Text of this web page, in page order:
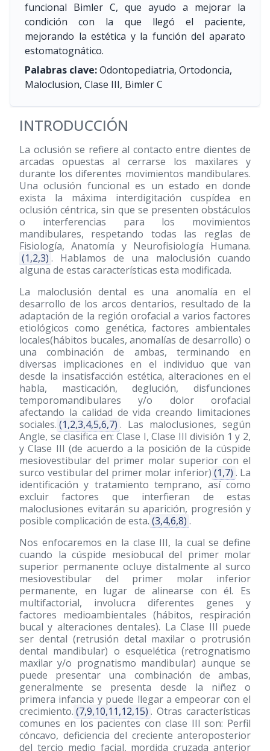
funcional Bimler C, que ayudo a mejorar la
condición con la que llegó el paciente,
mejorando la estética y la función del aparato
estomatognático.
Palabras clave:Odontopediatria, Ortodoncia,
Maloclusion, Clase III, Bimler C
INTRODUCCIÓN
La oclusión se refiere al contacto entre dientes de
arcadas opuestas al cerrarse los maxilares y
durante los diferentes movimientos mandibulares.
Una oclusión funcional es un estado en donde
exista la máxima interdigitación cuspídea en
oclusión céntrica, sin que se presenten obstáculos
o interferencias para los movimientos
mandibulares, respetando todas las reglas de
Fisiología, Anatomía y Neurofisiología Humana.
(1,2,3) . Hablamos de una maloclusión cuando
alguna de estas características esta modificada.
La maloclusión dental es una anomalía en el
desarrollo de los arcos dentarios, resultado de la
adaptación de la región orofacial a varios factores
etiológicos como genética, factores ambientales
locales(hábitos bucales, anomalías de desarrollo) o
una combinación de ambas, terminando en
diversas implicaciones en el individuo que van
desde la insatisfacción estética, alteraciones en el
habla, masticación, deglución, disfunciones
temporomandibulares y/o dolor orofacial
afectando la calidad de vida creando limitaciones
sociales. (1,2,3,4,5,6,7) . Las maloclusiones, según
Angle, se clasifica en: Clase I, Clase III división 1 y 2,
y Clase III (de acuerdo a la posición de la cúspide
mesiovestibular del primer molar superior con el
surco vestibular del primer molar inferior) (1,7) . La
identificación y tratamiento temprano, así como
excluir factores que interfieran de estas
maloclusiones evitarán su aparición, progresión y
posible complicación de esta. (3,4,6,8) .
Nos enfocaremos en la clase III, la cual se define
cuando la cúspide mesiobucal del primer molar
superior permanente ocluye distalmente al surco
mesiovestibular del primer molar inferior
permanente, en lugar de alinearse con él. Es
multifactorial, involucra diferentes genes y
factores medioambientales (hábitos, respiración
bucal y alteraciones dentales). La Clase III puede
ser dental (retrusión detal maxilar o protrusión
dental mandibular) o esquelética (retrognatismo
maxilar y/o prognatismo mandibular) aunque se
puede presentar una combinación de ambas,
generalmente se presenta desde la niñez o
primera infancia y puede llegar a empeorar con el
crecimiento. (7,9,10,11,12,15) . Otras características
comunes en los pacientes con clase III son: Perfil
cóncavo, deficiencia del creciente anteroposterior
del tercio medio facial, mordida cruzada anterior